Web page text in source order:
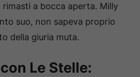
a bocca aperta. Milly
suo, non sapeva proprio
della giuria muta.
Le Stelle: